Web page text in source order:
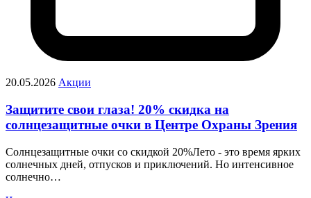
20.05.2026 Акции
Защитите свои глаза! 20% скидка на
солнцезащитные очки в Центре Охраны Зрения
Солнцезащитные очки со скидкой 20%Лето - это время ярких
солнечных дней, отпусков и приключений. Но интенсивное
солнечно…